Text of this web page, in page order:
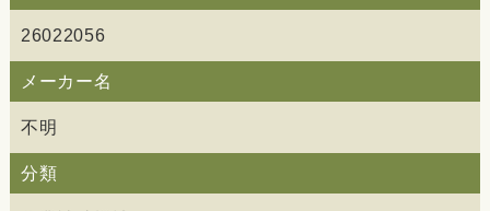
26022056
メーカー名
不明
分類